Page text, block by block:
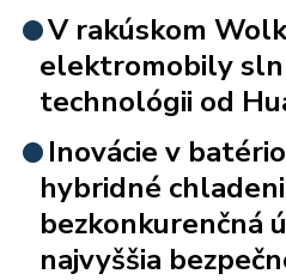
V rakúskom
elektromobily
technológii od
Inovácie v
hybridné
bezkonkurenčná
najvyššia